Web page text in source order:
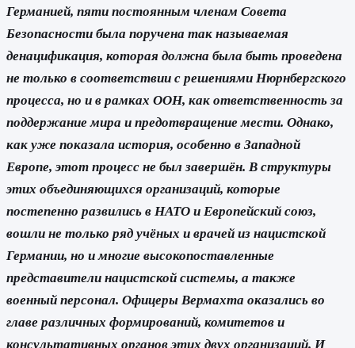
Германией, пяти постоянным членам Совета
Безопасности была поручена так называемая
денацификация, которая должна была быть проведена
не только в соответствии с решениями Нюрнбергского
процесса, но и в рамках ООН, как ответственность за
поддержание мира и предотвращение мести. Однако,
как уже показала история, особенно в Западной
Европе, этот процесс не был завершён. В структуры
этих объединяющихся организаций, которые
постепенно развились в НАТО и Европейский союз,
вошли не только ряд учёных и врачей из нацистской
Германии, но и многие высокопоставленные
представители нацистской системы, а также
военный персонал. Офицеры Вермахта оказались во
главе различных формирований, комитетов и
консультативных органов этих двух организаций. И